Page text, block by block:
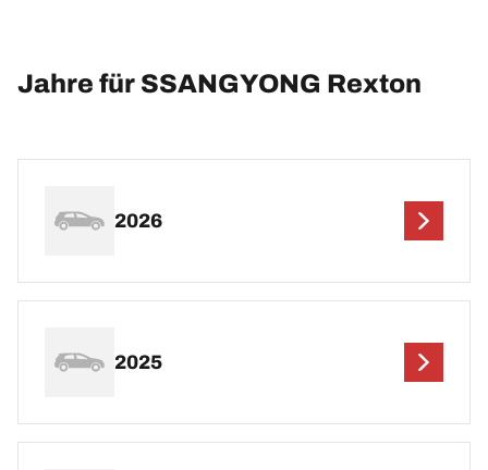
Jahre für SSANGYONG Rexton
2026
2025